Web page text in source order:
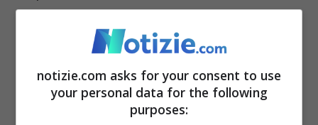
centrale nella scelta e rivendicherà proprio
questo“.
Parlando di temi nazionali, al centro
notizie.com asks for your consent to use
your personal data for the following
purposes: